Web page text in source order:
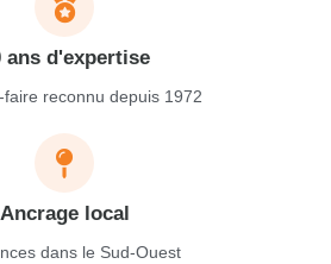
ans d'expertise
faire reconnu depuis 1972
Ancrage local
dans le Sud-Ouest